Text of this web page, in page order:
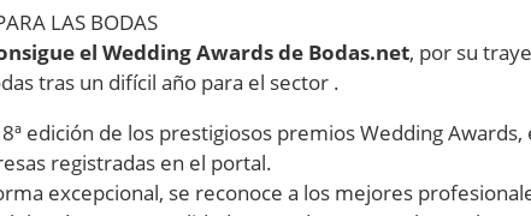
LAS BODAS
el Wedding Awards de Bodas.net, por su
tras un difícil año para el sector .
edición de los prestigiosos premios Wedding
registradas en el portal.
excepcional, se reconoce a los mejores